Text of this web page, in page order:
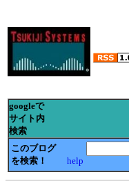
googleで
サイト内
検索
このブログ
を検索！
help